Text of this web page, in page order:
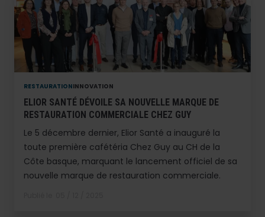
RESTAURATIONINNOVATION
ELIOR SANTÉ DÉVOILE SA NOUVELLE MARQUE DE
RESTAURATION COMMERCIALE CHEZ GUY
Le 5 décembre dernier, Elior Santé a inauguré la
toute première cafétéria Chez Guy au CH de la
Côte basque, marquant le lancement officiel de sa
nouvelle marque de restauration commerciale.